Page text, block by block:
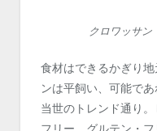
クロワッサ
食材はできるかぎり
ンは平飼い、可能で
当世のトレンド通り